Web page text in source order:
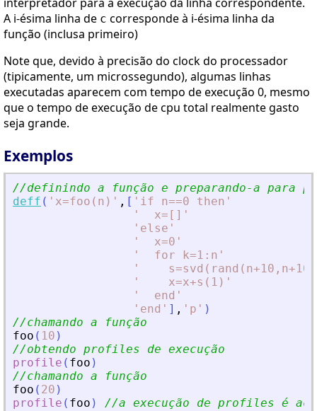
A i-ésima linha de c corresponde à i-ésima linha da
função (inclusa primeiro)
Note que, devido à precisão do clock do processador
(tipicamente, um microssegundo), algumas linhas
executadas aparecem com tempo de execução 0, mesmo
que o tempo de execução de cpu total realmente gasto
seja grande.
Exemplos
//definindo a função e preparando-a para
deff ( ' x=foo(n) ' , [ ' if n==0 then '
'
  x=[]
'
' else '
'
  x=0
'
'
  for k=1:n
'
'
'
    x=x+s(1)
'
'
  end
'
' end ' ] , ' p ' )
//chamando a função
foo ( 10 )
//obtendo profiles de execução
profile ( foo )
//chamando a função
foo ( 20 )
profile ( foo ) //a execução de profiles é